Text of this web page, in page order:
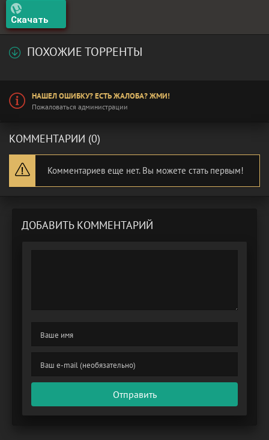
Скачать
ПОХОЖИЕ ТОРРЕНТЫ
НАШЕЛ ОШИБКУ? ЕСТЬ ЖАЛОБА? ЖМИ!
Пожаловаться администрации
КОММЕНТАРИИ (0)
Комментариев еще нет. Вы можете стать первым!
ДОБАВИТЬ КОММЕНТАРИЙ
Отправить